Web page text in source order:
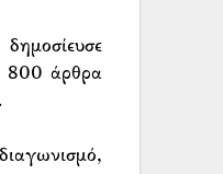
800 άρθρα